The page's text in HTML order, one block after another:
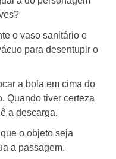
o vaso sanitário e
para desentupir o
a bola em cima do
Quando tiver certeza
a descarga.
o objeto seja
a passagem.